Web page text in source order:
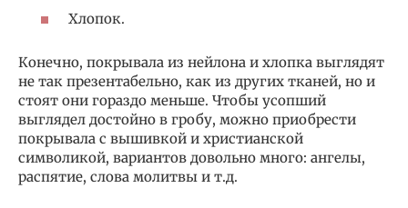
Хлопок.
Конечно, покрывала из нейлона и хлопка выглядят
не так презентабельно, как из других тканей, но и
стоят они гораздо меньше. Чтобы усопший
выглядел достойно в гробу, можно приобрести
покрывала с вышивкой и христианской
символикой, вариантов довольно много: ангелы,
распятие, слова молитвы и т.д.